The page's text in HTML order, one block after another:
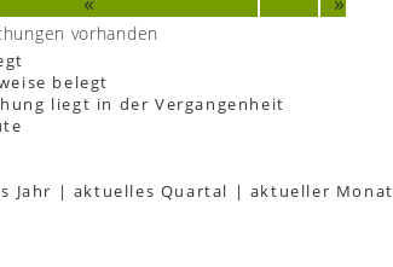
vorhanden
belegt
liegt in der Vergangenheit
Jahr | aktuelles Quartal | aktueller Monat